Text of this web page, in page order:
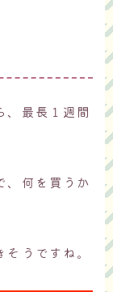
、最長１週間
、何を買うか
うですね。